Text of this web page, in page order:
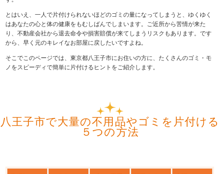
とはいえ、一人で片付けられないほどのゴミの量になってしまうと、ゆくゆく
はあなたの心と体の健康をもむしばんでしまいます。ご近所から苦情が来た
り、不動産会社から退去命令や損害賠償が来てしまうリスクもあります。です
から、早く元のキレイなお部屋に戻したいですよね。
そこでこのページでは、東京都八王子市にお住いの方に、たくさんのゴミ・モ
ノをスピーディで簡単に片付けるヒントをご紹介します。
八王子市で大量の不用品やゴミを片付ける
５つの方法